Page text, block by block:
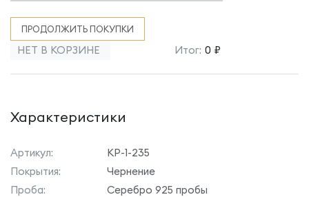
ПРОДОЛЖИТЬ ПОКУПКИ
НЕТ В КОРЗИНЕ Итог: 0 ₽
Характеристики
Артикул:
КР-1-235
Покрытия:
Чернение
Проба:
Серебро 925 пробы